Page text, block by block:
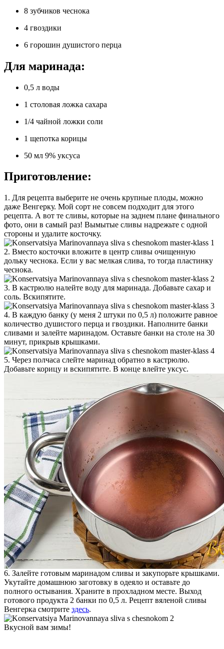
8 зубчиков чеснока
4 гвоздики
6 горошин душистого перца
Для маринада:
0,5 л воды
1 столовая ложка сахара
1/4 чайной ложки соли
1 щепотка корицы
50 мл 9% уксуса
Приготовление:
1. Для рецепта выберите не очень крупные плоды, можно
даже Венгерку. Мой сорт не совсем подходит для этого
рецепта. А вот те сливы, которые на заднем плане финального
фото, они в самый раз! Вымытые сливы надрежьте с одной
стороны и удалите косточку.
2. Вместо косточки вложите в центр сливы очищенную
дольку чеснока. Если у вас мелкая слива, то тогда пластинку
чеснока.
3. В кастрюлю налейте воду для маринада. Добавьте сахар и
соль. Вскипятите.
4. В каждую банку (у меня 2 штуки по 0,5 л) положите равное
количество душистого перца и гвоздики. Наполните банки
сливами и залейте маринадом. Оставьте банки на столе на 30
минут, прикрыв крышками.
5. Через полчаса слейте маринад обратно в кастрюлю.
Добавьте корицу и вскипятите. В конце влейте уксус.
6. Залейте готовым маринадом сливы и закупорьте крышками.
Укутайте домашнюю заготовку в одеяло и оставьте до
полного остывания. Храните в прохладном месте. Выход
готового продукта 2 банки по 0,5 л. Рецепт вяленой сливы
Венгерка смотрите здесь.
Вкусной вам зимы!